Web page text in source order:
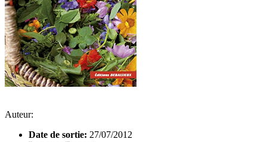
Auteur:
Date de sortie: 27/07/2012